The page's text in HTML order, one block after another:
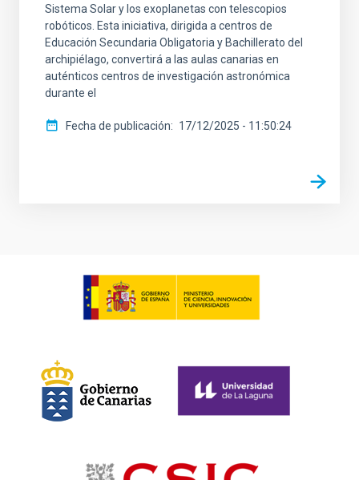
Sistema Solar y los exoplanetas con telescopios
robóticos. Esta iniciativa, dirigida a centros de
Educación Secundaria Obligatoria y Bachillerato del
archipiélago, convertirá a las aulas canarias en
auténticos centros de investigación astronómica
durante el
Fecha de publicación 17/12/2025 - 11:50:24